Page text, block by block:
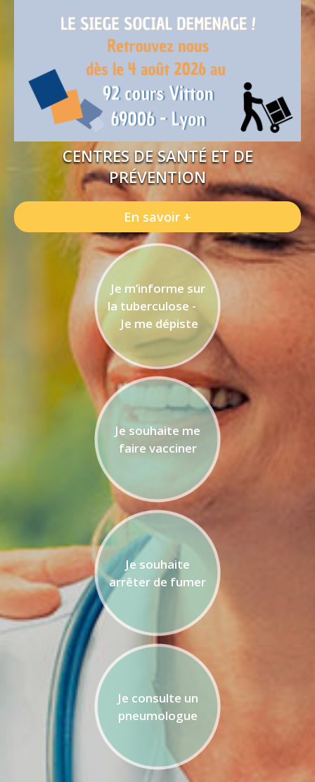
CENTRES DE SANTÉ ET DE
PRÉVENTION
En savoir +
Je m’informe sur
la tuberculose -
Je me dépiste
Je souhaite me
faire vacciner
Je souhaite
arrêter de fumer
Je consulte un
pneumologue